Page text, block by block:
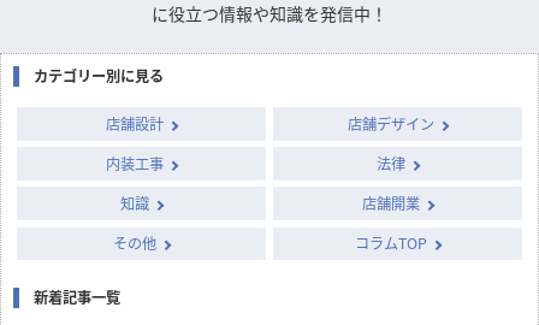
に役立つ情報や知識を発信中！
カテゴリー別に見る
店舗設計
店舗デザイン
内装工事
法律
知識
店舗開業
その他
コラムTOP
新着記事一覧